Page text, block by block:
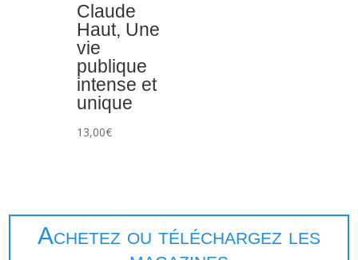
Claude
Haut, Une
vie
publique
intense et
unique
13,00€
Achetez ou téléchargez les